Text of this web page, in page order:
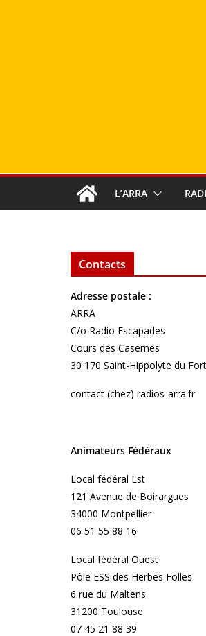
L’ARRA
Contacts
Adresse postale :
ARRA
C/o Radio Escapades
Cours des Casernes
30 170 Saint-Hippolyte du Fort
contact (chez) radios-arra.fr
Animateurs Fédéraux
Local fédéral Est
121 Avenue de Boirargues
34000 Montpellier
06 51 55 88 16
Local fédéral Ouest
Pôle ESS des Herbes Folles
6 rue du Maltens
31200 Toulouse
07 45 21 88 39